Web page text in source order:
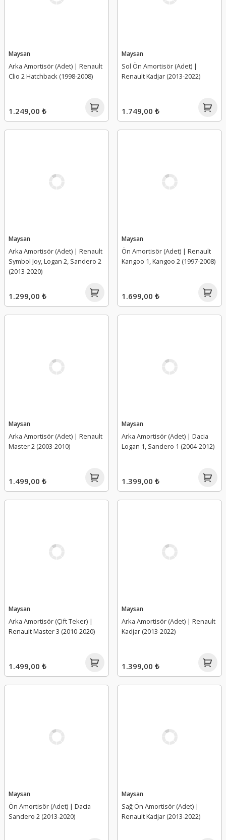
Maysan
Arka Amortisör (Adet) | Renault
Clio 2 Hatchback (1998-2008)
1.249,00 ₺
Maysan
Sol Ön Amortisör (Adet) |
Renault Kadjar (2013-2022)
1.749,00 ₺
Maysan
Arka Amortisör (Adet) | Renault
Symbol Joy, Logan 2, Sandero 2
(2013-2020)
1.299,00 ₺
Maysan
Ön Amortisör (Adet) | Renault
Kangoo 1, Kangoo 2 (1997-2008)
1.699,00 ₺
Maysan
Arka Amortisör (Adet) | Renault
Master 2 (2003-2010)
1.499,00 ₺
Maysan
Arka Amortisör (Adet) | Dacia
Logan 1, Sandero 1 (2004-2012)
1.399,00 ₺
Maysan
Arka Amortisör (Çift Teker) |
Renault Master 3 (2010-2020)
1.499,00 ₺
Maysan
Arka Amortisör (Adet) | Renault
Kadjar (2013-2022)
1.399,00 ₺
Maysan
Ön Amortisör (Adet) | Dacia
Sandero 2 (2013-2020)
Maysan
Sağ Ön Amortisör (Adet) |
Renault Kadjar (2013-2022)